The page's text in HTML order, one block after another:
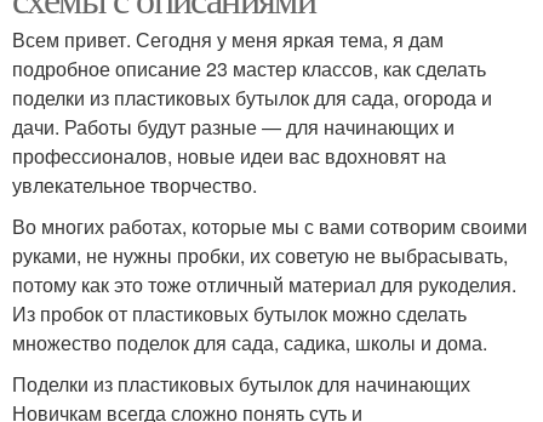
Всем привет. Сегодня у меня яркая тема, я дам
подробное описание 23 мастер классов, как сделать
поделки из пластиковых бутылок для сада, огорода и
дачи. Работы будут разные — для начинающих и
профессионалов, новые идеи вас вдохновят на
увлекательное творчество.
Во многих работах, которые мы с вами сотворим своими
руками, не нужны пробки, их советую не выбрасывать,
потому как это тоже отличный материал для рукоделия.
Из пробок от пластиковых бутылок можно сделать
множество поделок для сада, садика, школы и дома.
Поделки из пластиковых бутылок для начинающих
Новичкам всегда сложно понять суть и